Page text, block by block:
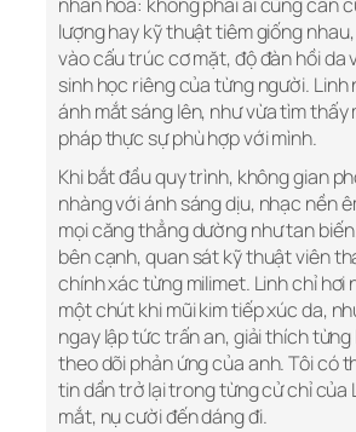
lượng hay kỹ thuật tiêm giống
vào cấu trúc cơ mặt, độ đàn hồi da
sinh học riêng của từng người. Linh
ánh mắt sáng lên, như vừa tìm thấy
pháp thực sự phù hợp với mình.
Khi bắt đầu quy trình, không gian
nhàng với ánh sáng dịu, nhạc nền
mọi căng thẳng dường như tan
bên cạnh, quan sát kỹ thuật viên
chính xác từng milimet. Linh chỉ hơi
một chút khi mũi kim tiếp xúc da,
ngay lập tức trấn an, giải thích
theo dõi phản ứng của anh. Tôi có
tin dần trở lại trong từng cử chỉ của
mắt, nụ cười đến dáng đi.